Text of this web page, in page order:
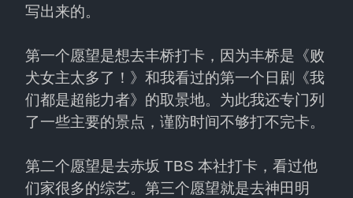
写出来的。
第一个愿望是想去丰桥打卡，因为丰桥是《败
犬女主太多了！》和我看过的第一个日剧《我
们都是超能力者》的取景地。为此我还专门列
了一些主要的景点，谨防时间不够打不完卡。
第二个愿望是去赤坂 TBS 本社打卡，看过他
们家很多的综艺。第三个愿望就是去神田明